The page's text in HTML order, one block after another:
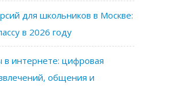
для школьников в Москве:
в 2026 году
в интернете: цифровая
общения и